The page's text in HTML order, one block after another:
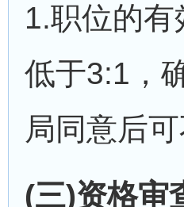
1.职位的
低于3:1，
局同意后
(三)资格审